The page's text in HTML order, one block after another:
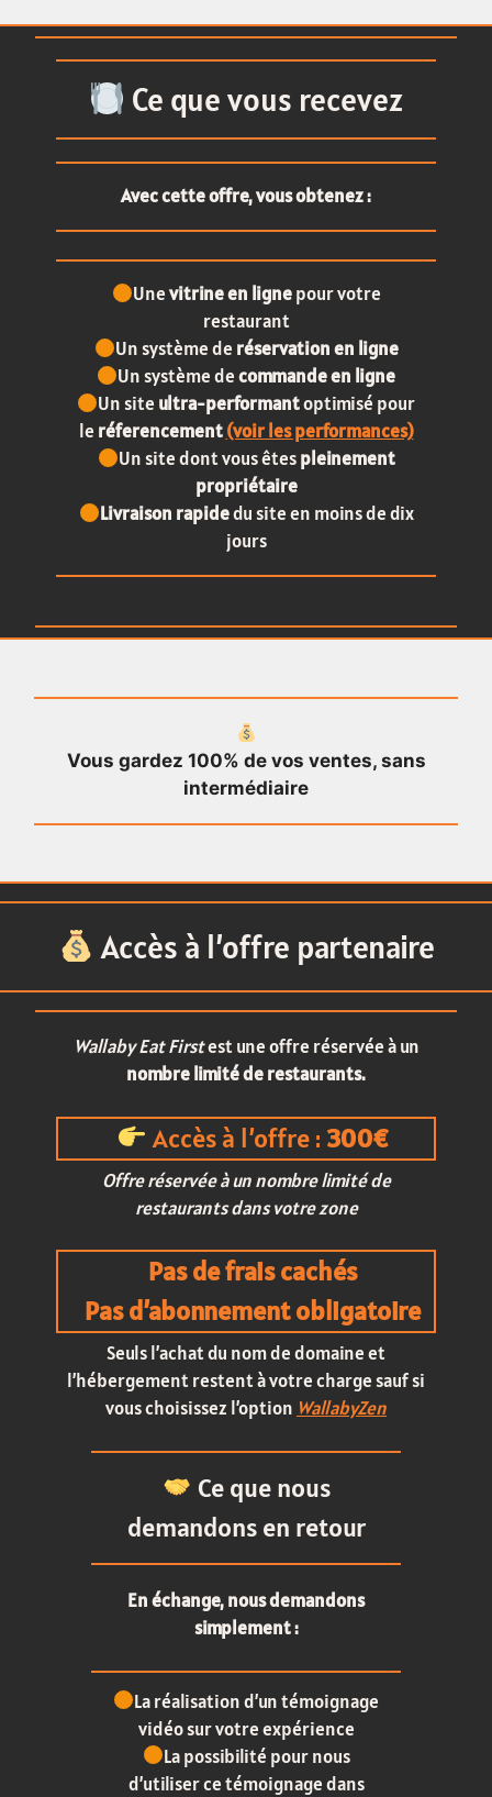
Ce que vous recevez
Avec cette offre, vous obtenez :
Unevitrine en lignepour votre
restaurant
Un système de réservation en ligne
Un système decommande en ligne
Un site ultra-performantoptimisé pour
le réferencement (voir les performances)
Un site dont vous êtespleinement
propriétaire
Livraison rapidedu site en moins de dix
jours
Vous gardez 100% de vos ventes, sans
intermédiaire
Accès à l’offre partenaire
Wallaby Eat Firstest une offre réservée à un
nombre limité de restaurants.
Accès à l’offre : 300€
Offre réservée à un nombre limité de
restaurants dans votre zone
Pas de frais cachés
Pas d’abonnement obligatoire
Seuls l’achat du nom de domaine et
l’hébergement restent à votre charge sauf si
vous choisissez l’option WallabyZen
Ce que nous
demandons en retour
En échange, nous demandons
simplement :
La réalisation d’un témoignage
vidéo sur votre expérience
La possibilité pour nous
d’utiliser ce témoignage dans